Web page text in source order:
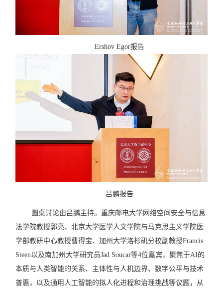
Ershov Egor报告
吕鹏报告
圆桌讨论由吕鹏主持。重庆邮电大学网络空间安全与信息
法学院教授郭亮、北京大学医学人文学院与马克思主义学院医
学部教研中心教授曹得宝、加州大学洛杉矶分校副教授Francis
Steen以及南加州大学研究员Jad Soucar等4位嘉宾，聚焦于AI的
本质与人类智能的关系、主体性与人机边界、数字公平与技术
普惠，以及通用人工智能的拟人化进程和治理挑战等议题，从